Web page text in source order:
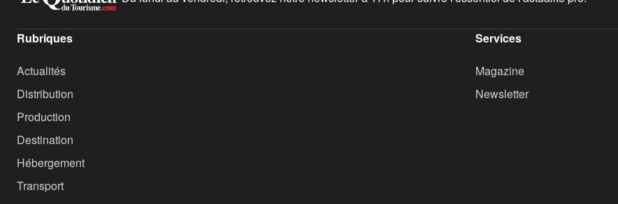
Rubriques
Actualités
Distribution
Production
Destination
Hébergement
Transport
Services
Magazine
Newsletter